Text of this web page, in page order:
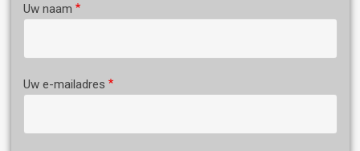
Uw naam
Uw e-mailadres